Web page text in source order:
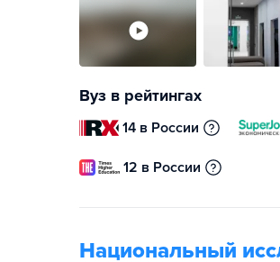
Вуз в рейтингах
14 в России
12 в России
Национальный